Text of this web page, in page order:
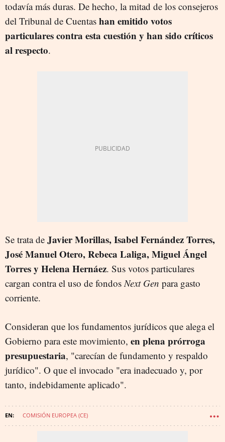
todavía más duras. De hecho, la mitad de los consejeros
del Tribunal de Cuentas han emitido votos
particulares contra esta cuestión y han sido críticos
al respecto.
Se trata de Javier Morillas, Isabel Fernández Torres,
José Manuel Otero, Rebeca Laliga, Miguel Ángel
Torres y Helena Hernáez. Sus votos particulares
cargan contra el uso de fondos Next Gen para gasto
corriente.
Consideran que los fundamentos jurídicos que alega el
Gobierno para este movimiento, en plena prórroga
presupuestaria, "carecían de fundamento y respaldo
jurídico". O que el invocado "era inadecuado y, por
tanto, indebidamente aplicado".
COMISIÓN EUROPEA (CE)